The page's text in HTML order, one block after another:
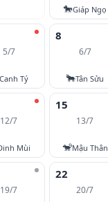
🐎Giáp Ngọ
5/7
Canh Tý
8
6/7
🐂Tân Sửu
12/7
Mùi
15
13/7
🐒Mậu Thân
19/7
22
20/7